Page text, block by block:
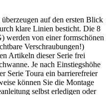
auf den ersten Blick
klare Linien besticht. Die 8
werden von einer formschönen
Verschraubungen!)
Artikeln dieser Serie frei
Je nach Einstiegshöhe
Serie Toura ein barrierefreier
können Sie die Montage
selbst erledigen oder